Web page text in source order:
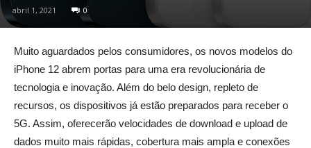
abril 1, 2021 0
Muito aguardados pelos consumidores, os novos modelos do
iPhone 12 abrem portas para uma era revolucionária de
tecnologia e inovação. Além do belo design, repleto de
recursos, os dispositivos já estão preparados para receber o
5G. Assim, oferecerão velocidades de download e upload de
dados muito mais rápidas, cobertura mais ampla e conexões